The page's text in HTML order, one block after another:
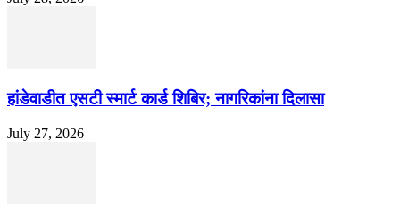
हांडेवाडीत एसटी स्मार्ट कार्ड शिबिर; नागरिकांना दिलासा
July 27, 2026